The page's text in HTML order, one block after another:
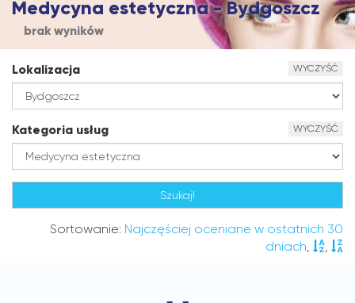
Medycyna estetyczna - Bydgoszcz
brak wyników
Lokalizacja WYCZYŚĆ
Kategoria usług WYCZYŚĆ
Sortowanie: Najczęściej oceniane w ostatnich 30
dniach, ,